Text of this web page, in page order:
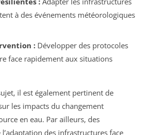
à des événements météorologiques
:Développer des protocoles
face rapidement aux situations
il est également pertinent de
les impacts du changement
en eau. Par ailleurs, des
des infrastructures face